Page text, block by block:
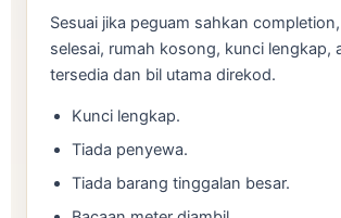
Sesuai jika peguam sahkan
selesai, rumah kosong, kunci lengkap,
tersedia dan bil utama direkod.
Kunci lengkap.
Tiada penyewa.
Tiada barang tinggalan besar.